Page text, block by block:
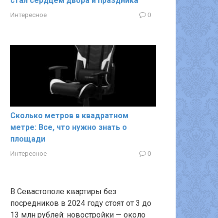
Интересное 0
Сколько метров в квадратном
метре: Все, что нужно знать о
площади
Интересное 0
В Севастополе квартиры без
посредников в 2024 году стоят от 3 до
13 млн рублей: новостройки — около